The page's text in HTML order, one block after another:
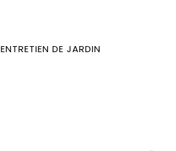
ENTRETIEN DE JARDIN